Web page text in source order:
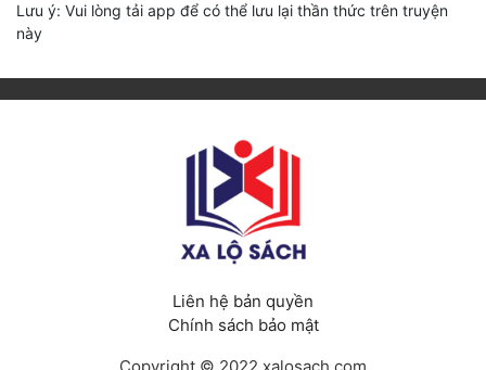
Lưu ý: Vui lòng tải app để có thể lưu lại thần thức trên truyện
này
Liên hệ bản quyền
Chính sách bảo mật